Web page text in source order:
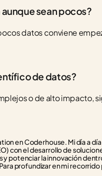
sean pocos?
datos conviene
de datos?
o de alto impacto,
en Coderhouse. Mi día a
con el desarrollo de
y potenciar la innovación
profundizar en mi